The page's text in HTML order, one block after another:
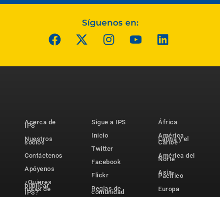
Síguenos en:
Acerca de
IPS
Nuestros
socios
Contáctenos
Apóyenos
¿Quieres
publicar
notas de
IPS?
Sigue a IPS
Inicio
Twitter
Facebook
Flickr
Reglas de
comunidad
África
América
Latina y el
Caribe
América del
Norte
Asia-
Pacífico
Europa